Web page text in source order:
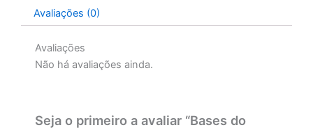
Avaliações (0)
Avaliações
Não há avaliações ainda.
Seja o primeiro a avaliar “Bases do